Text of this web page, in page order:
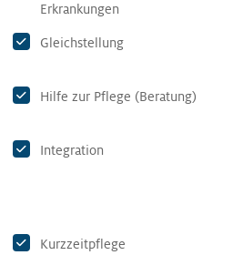
Erkrankungen
Gleichstellung
Hilfe zur Pflege (Beratung)
Integration
Kurzzeitpflege